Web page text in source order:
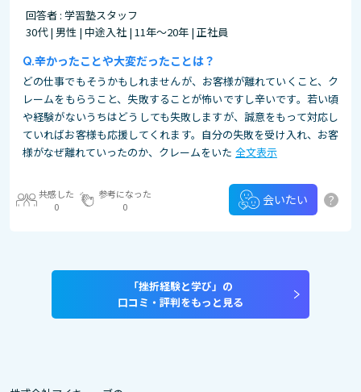
回答者 : 学習塾スタッフ
30代 | 男性 | 中途入社 | 11年～20年 | 正社員
辛かったことや大変だったことは？
どの仕事でもそうかもしれませんが、お客様が離れていくこと、ク
レームをもらうこと、失敗することが怖いですし辛いです。若い頃
や経験がないうちはどうしても失敗しますが、誠意をもって対応し
ていればお客様も応援してくれます。自分の失敗を受け入れ、お客
様がなぜ離れていったのか、クレームをいた 全文表示
共感した
0
参考になった
0
会いたい ?
「挫折経験と学び」の
口コミ・評判をもっと見る